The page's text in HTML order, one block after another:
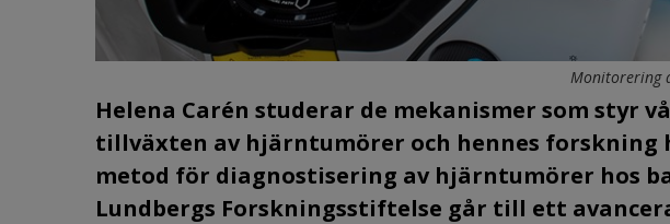
Monitorering
Helena Carén studerar de mekanismer som styr
tillväxten av hjärntumörer och hennes
metod för diagnostisering av hjärntumörer hos
Lundbergs Forskningsstiftelse går till ett